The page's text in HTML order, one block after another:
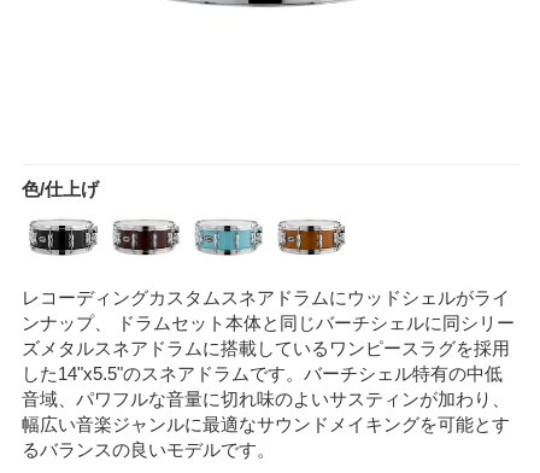
色/仕上げ
レコーディングカスタムスネアドラムにウッドシェルがライ
ンナップ、 ドラムセット本体と同じバーチシェルに同シリー
ズメタルスネアドラムに搭載しているワンピースラグを採用
した14"x5.5"のスネアドラムです。バーチシェル特有の中低
音域、パワフルな音量に切れ味のよいサスティンが加わり、
幅広い音楽ジャンルに最適なサウンドメイキングを可能とす
るバランスの良いモデルです。